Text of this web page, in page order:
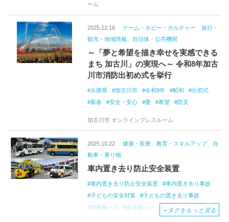
ーム
2025.12.16
ゲーム・ホビー・カルチャー、旅行・
観光・地域情報、自治体・公共機関
～「夢と希望を描き幸せを実感できる
まち 加古川」の実現へ～ 令和8年加古
川市消防出初め式を挙行
兵庫県 加古川市 令和8年 昭和
出初式
新春
安全・安心 愛 希望 防災
加古川市 オンラインプレスルーム
2025.10.22
健康・医療、教育・スキルアップ、自
動車・乗り物
車内置き去り防止安全装置
車内置き去り防止安全装置
車内置き去り事故
子どもの安全対策
子どもの置き去り事故
幼稚園バス
保育園バス 見守り
防犯
＋ タグをもっと見る